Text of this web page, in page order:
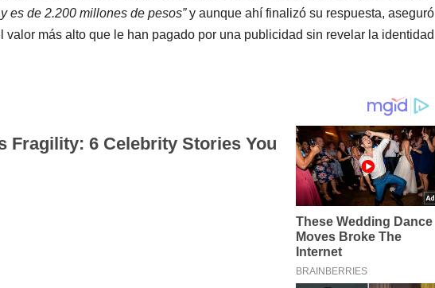
es de 2.200 millones de pesos”y aunque ahí finalizó su respuesta, aseguró
valor más alto que le han pagado por una publicidad sin revelar la identidad